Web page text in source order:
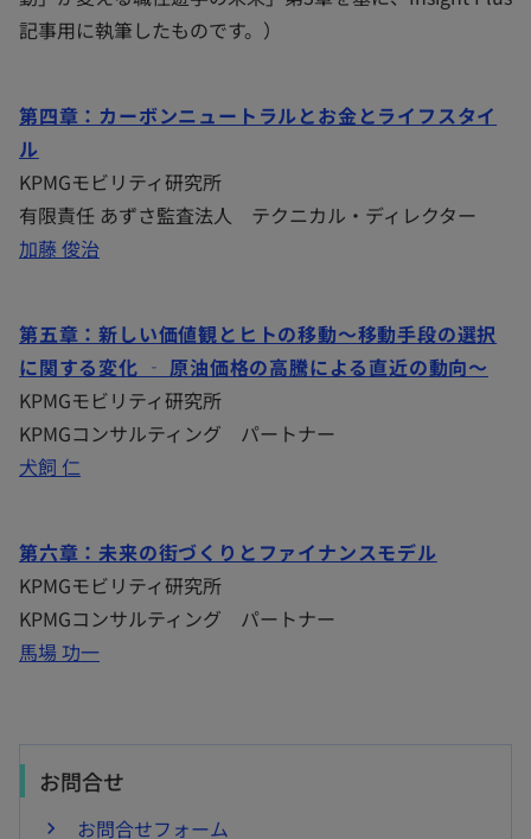
記事用に執筆したものです。）
第四章：カーボンニュートラルとお金とライフスタイ
ル
KPMGモビリティ研究所
有限責任 あずさ監査法人 テクニカル・ディレクター
加藤 俊治
第五章：新しい価値観とヒトの移動～移動手段の選択
に関する変化 ‐ 原油価格の高騰による直近の動向～
KPMGモビリティ研究所
KPMGコンサルティング パートナー
犬飼 仁
第六章：未来の街づくりとファイナンスモデル
KPMGモビリティ研究所
KPMGコンサルティング パートナー
馬場 功一
お問合せ
お問合せフォーム